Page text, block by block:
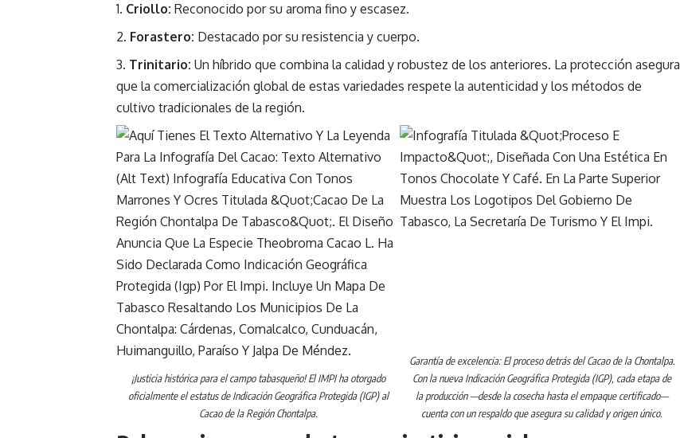
Criollo: Reconocido por su aroma fino y escasez.
Forastero: Destacado por su resistencia y cuerpo.
Trinitario: Un híbrido que combina la calidad y robustez de los anteriores. La protección asegura
que la comercialización global de estas variedades respete la autenticidad y los métodos de
cultivo tradicionales de la región.
¡Justicia histórica para el campo tabasqueño! El IMPI ha otorgado
oficialmente el estatus de Indicación Geográfica Protegida (IGP) al
Cacao de la Región Chontalpa.
Garantía de excelencia: El proceso detrás del Cacao de la Chontalpa.
Con la nueva Indicación Geográfica Protegida (IGP), cada etapa de
la producción —desde la cosecha hasta el empaque certificado—
cuenta con un respaldo que asegura su calidad y origen único.